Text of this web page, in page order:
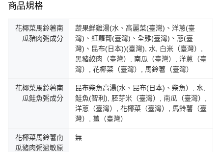
商品規格
花椰菜馬鈴薯南
瓜豬肉粥成分
蔬果鮮雞湯(水、高麗菜(臺灣)、洋蔥(臺
灣)、紅蘿蔔(臺灣)、全雞(臺灣)、蔥(臺
灣)、昆布(日本))(臺灣), 水, 白米（臺灣）,
黑豬絞肉（臺灣）, 南瓜（臺灣）, 洋蔥（臺
灣）, 花椰菜（臺灣）, 馬鈴薯（臺灣）
花椰菜馬鈴薯南
瓜鮭魚粥成分
昆布柴魚高湯(水、昆布(日本)、柴魚）, 水,
鮭魚(智利), 胚芽米（臺灣）, 南瓜（臺灣）,
洋蔥（臺灣）, 花椰菜（臺灣）, 馬鈴薯（臺
灣）, 薑（臺灣）
花椰菜馬鈴薯南
瓜豬肉粥過敏原
無